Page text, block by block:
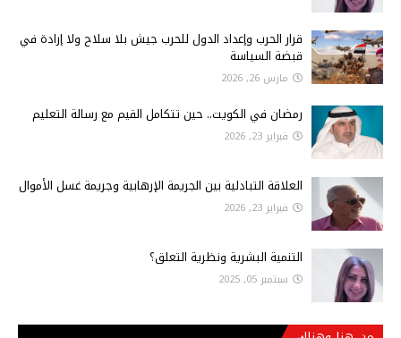
قرار الحرب وإعداد الدول للحرب جيش بلا سلاح ولا إرادة في
قبضة السياسة
مارس 26, 2026
رمضان في الكويت.. حين تتكامل القيم مع رسالة التعليم
فبراير 23, 2026
العلاقة التبادلية بين الجريمة الإرهابية وجريمة غسل الأموال
فبراير 23, 2026
التنمية البشرية ونظرية التعلق؟
سبتمبر 05, 2025